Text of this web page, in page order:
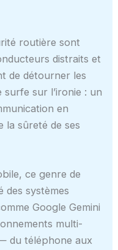
routière sont
distraits et
de détourner les
sur l’ironie : un
en
sûreté de ses
ce genre de
des systèmes
Google Gemini
multi-
du téléphone aux